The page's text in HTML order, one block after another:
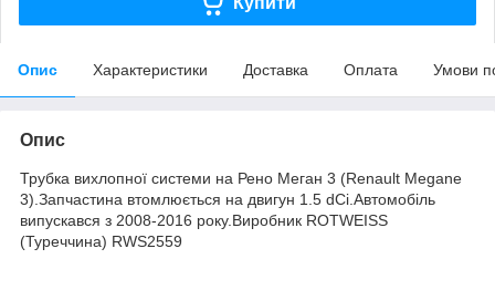
Опис Характеристики Доставка Оплата Умови
Опис
Трубка вихлопної системи на Рено Меган 3 (Renault Megane
3).Запчастина втомлюється на двигун 1.5 dCi.Автомобіль
випускався з 2008-2016 року.Виробник ROTWEISS
(Туреччина) RWS2559